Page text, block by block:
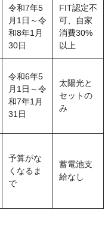
令和7年5
月1日～令
和8年1月
30日
FIT認定不
可、自家
消費30%
以上
令和6年5
月1日～令
和7年1月
31日
太陽光と
セットの
み
予算がな
くなるま
で
蓄電池支
給なし